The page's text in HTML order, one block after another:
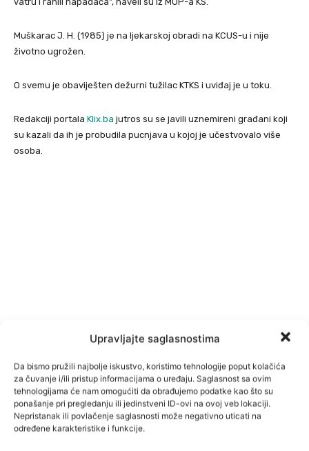
Upravljajte saglasnostima
Da bismo pružili najbolje iskustvo, koristimo tehnologije poput kolačića
za čuvanje i/ili pristup informacijama o uređaju. Saglasnost sa ovim
tehnologijama će nam omogućiti da obrađujemo podatke kao što su
ponašanje pri pregledanju ili jedinstveni ID-ovi na ovoj veb lokaciji.
Nepristanak ili povlačenje saglasnosti može negativno uticati na
određene karakteristike i funkcije.
Muškarac J. H. (1985) je na ljekarskoj obradi na KCUS-u i nije
životno ugrožen.
O svemu je obaviješten dežurni tužilac KTKS i uviđaj je u toku.
Redakciji portala Klix.ba jutros su se javili uznemireni građani koji
su kazali da ih je probudila pucnjava u kojoj je učestvovalo više
osoba.